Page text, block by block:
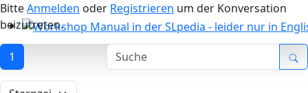
Workshop Manual in der SLpedia - leider nur in
BitteAnmelden oder Registrieren um der Konversation
beizutreten.
1